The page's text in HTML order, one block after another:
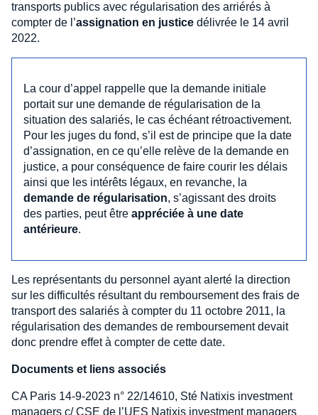
transports publics avec régularisation des arriérés à
compter de l’assignation en justice délivrée le 14 avril
2022.
La cour d’appel rappelle que la demande initiale
portait sur une demande de régularisation de la
situation des salariés, le cas échéant rétroactivement.
Pour les juges du fond, s’il est de principe que la date
d’assignation, en ce qu’elle relève de la demande en
justice, a pour conséquence de faire courir les délais
ainsi que les intérêts légaux, en revanche, la
demande de régularisation, s’agissant des droits
des parties, peut être appréciée à une date
antérieure.
Les représentants du personnel ayant alerté la direction
sur les difficultés résultant du remboursement des frais de
transport des salariés à compter du 11 octobre 2011, la
régularisation des demandes de remboursement devait
donc prendre effet à compter de cette date.
Documents et liens associés
CA Paris 14-9-2023 n° 22/14610, Sté Natixis investment
managers c/ CSE de l’UES Natixis investment managers